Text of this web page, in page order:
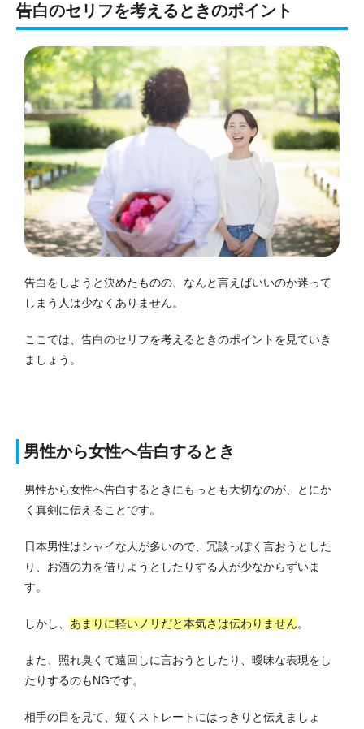
告白のセリフを考えるときのポイント
告白をしようと決めたものの、なんと言えばいいのか迷って
しまう人は少なくありません。
ここでは、告白のセリフを考えるときのポイントを見ていき
ましょう。
男性から女性へ告白するとき
男性から女性へ告白するときにもっとも大切なのが、とにか
く真剣に伝えることです。
日本男性はシャイな人が多いので、冗談っぽく言おうとした
り、お酒の力を借りようとしたりする人が少なからずいま
す。
しかし、 あまりに軽いノリだと本気さは伝わりません。
また、照れ臭くて遠回しに言おうとしたり、曖昧な表現をし
たりするのもNGです。
相手の目を見て、短くストレートにはっきりと伝えましょ